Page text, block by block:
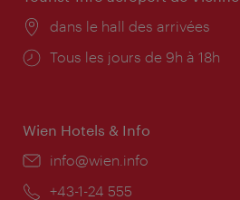
Lieu:
dans le hall des arrivées
Horaires
Tous les jours de 9h à 18h
Wien Hotels & Info
E-
info@wien.info
Téléphone:
+43-1-24 555